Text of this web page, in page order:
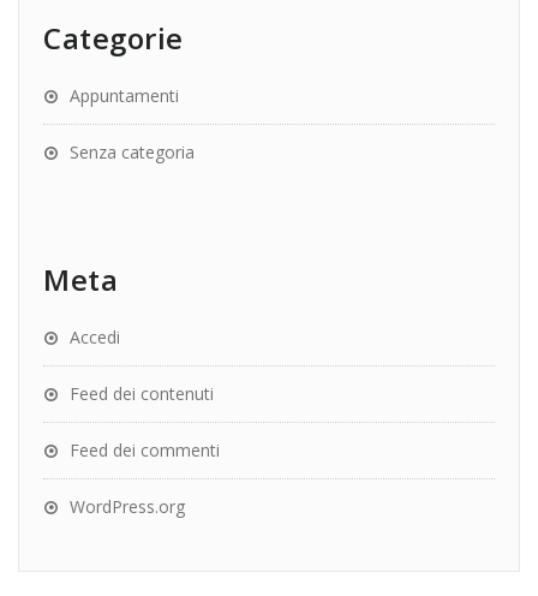
Categorie
Appuntamenti
Senza categoria
Meta
Accedi
Feed dei contenuti
Feed dei commenti
WordPress.org